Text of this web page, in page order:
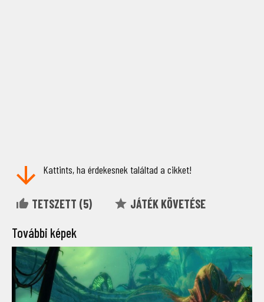
Kattints, ha érdekesnek találtad a cikket!
TETSZETT (5) JÁTÉK KÖVETÉSE
További képek